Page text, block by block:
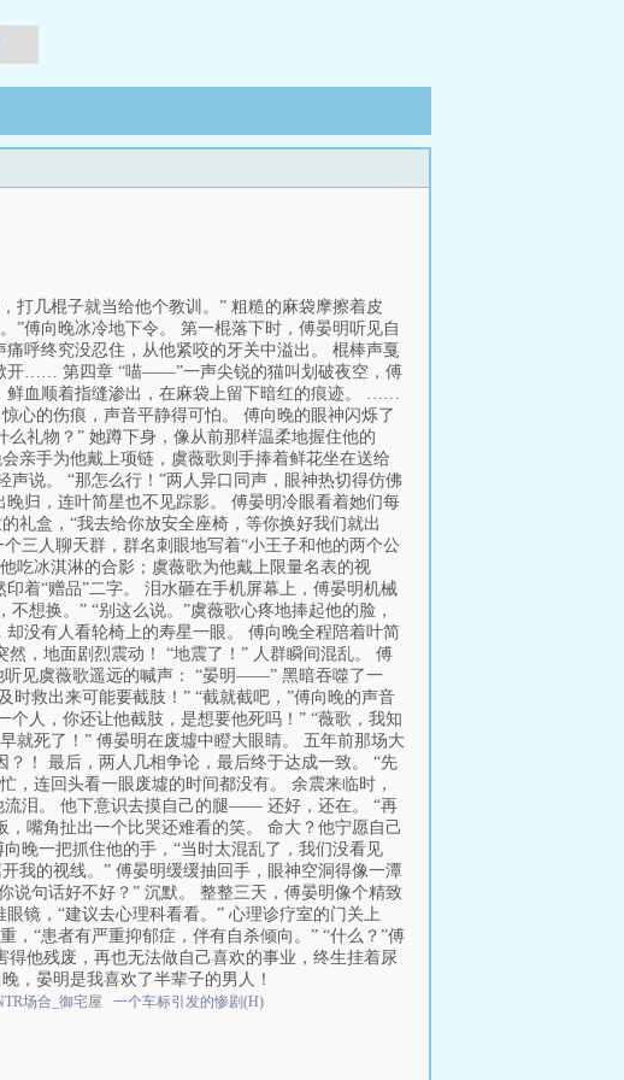
打几棍子就当给他个教训。” 粗糙的麻袋摩擦着皮
”傅向晚冰冷地下令。 第一棍落下时，傅晏明听见自
呼终究没忍住，从他紧咬的牙关中溢出。 棍棒声戛
开…… 第四章 “喵——”一声尖锐的猫叫划破夜空，傅
鲜血顺着指缝渗出，在麻袋上留下暗红的痕迹。 ……
心的伤痕，声音平静得可怕。 傅向晚的眼神闪烁了
礼物？” 她蹲下身，像从前那样温柔地握住他的
亲手为他戴上项链，虞薇歌则手捧着鲜花坐在送给
说。 “那怎么行！”两人异口同声，眼神热切得仿佛
归，连叶简星也不见踪影。 傅晏明冷眼看着她们每
礼盒，“我去给你放安全座椅，等你换好我们就出
三人聊天群，群名刺眼地写着“小王子和他的两个公
吃冰淇淋的合影；虞薇歌为他戴上限量名表的视
着“赠品”二字。 泪水砸在手机屏幕上，傅晏明机械
想换。” “别这么说。”虞薇歌心疼地捧起他的脸，
没有人看轮椅上的寿星一眼。 傅向晚全程陪着叶简
，地面剧烈震动！ “地震了！” 人群瞬间混乱。 傅
听见虞薇歌遥远的喊声： “晏明——” 黑暗吞噬了一
时救出来可能要截肢！” “截就截吧，”傅向晚的声音
人，你还让他截肢，是想要他死吗！” “薇歌，我知
就死了！” 傅晏明在废墟中瞪大眼睛。 五年前那场大
！ 最后，两人几相争论，最后终于达成一致。 “先
，连回头看一眼废墟的时间都没有。 余震来临时，
流泪。 他下意识去摸自己的腿—— 还好，还在。 “再
嘴角扯出一个比哭还难看的笑。 命大？他宁愿自己
晚一把抓住他的手，“当时太混乱了，我们没看见
我的视线。” 傅晏明缓缓抽回手，眼神空洞得像一潭
说句话好不好？” 沉默。 整整三天，傅晏明像个精致
镜，“建议去心理科看看。” 心理诊疗室的门关上
，“患者有严重抑郁症，伴有自杀倾向。” “什么？”傅
他残废，再也无法做自己喜欢的事业，终生挂着尿
，晏明是我喜欢了半辈子的男人！
场合_御宅屋 一个车标引发的惨剧(H)